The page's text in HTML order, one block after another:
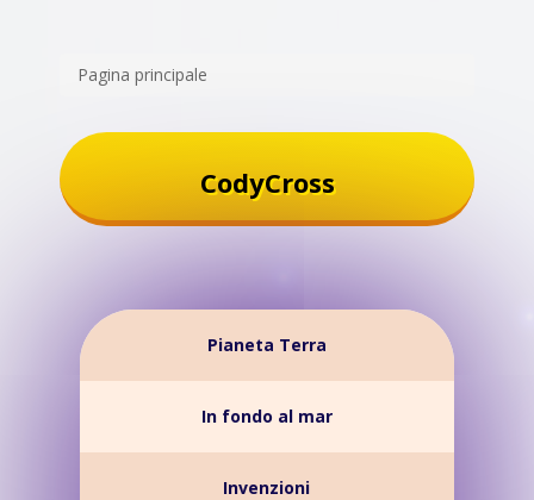
Pagina principale
CodyCross
Pianeta Terra
In fondo al mar
Invenzioni